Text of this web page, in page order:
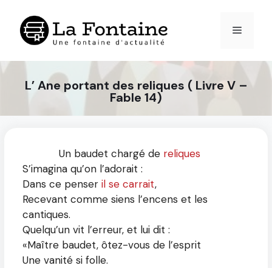
contenu
Menu
L’ Ane portant des reliques ( Livre V –
Fable 14)
Un baudet chargé de reliques
S’imagina qu’on l’adorait :
Dans ce penser il se carrait,
Recevant comme siens l’encens et les
cantiques.
Quelqu’un vit l’erreur, et lui dit :
«Maître baudet, ôtez-vous de l’esprit
Une vanité si folle.